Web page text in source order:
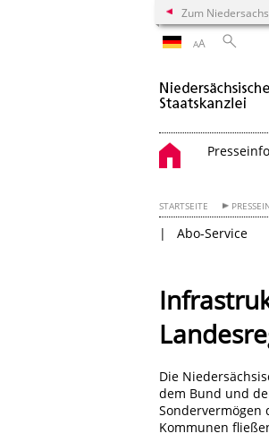
Zum
AA
STARTSEITE
Abo-Service
Die
dem Bund und
Kommunen